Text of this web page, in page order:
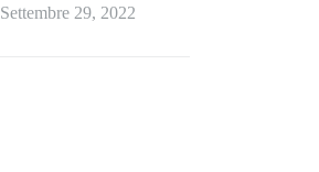
Settembre 29, 2022